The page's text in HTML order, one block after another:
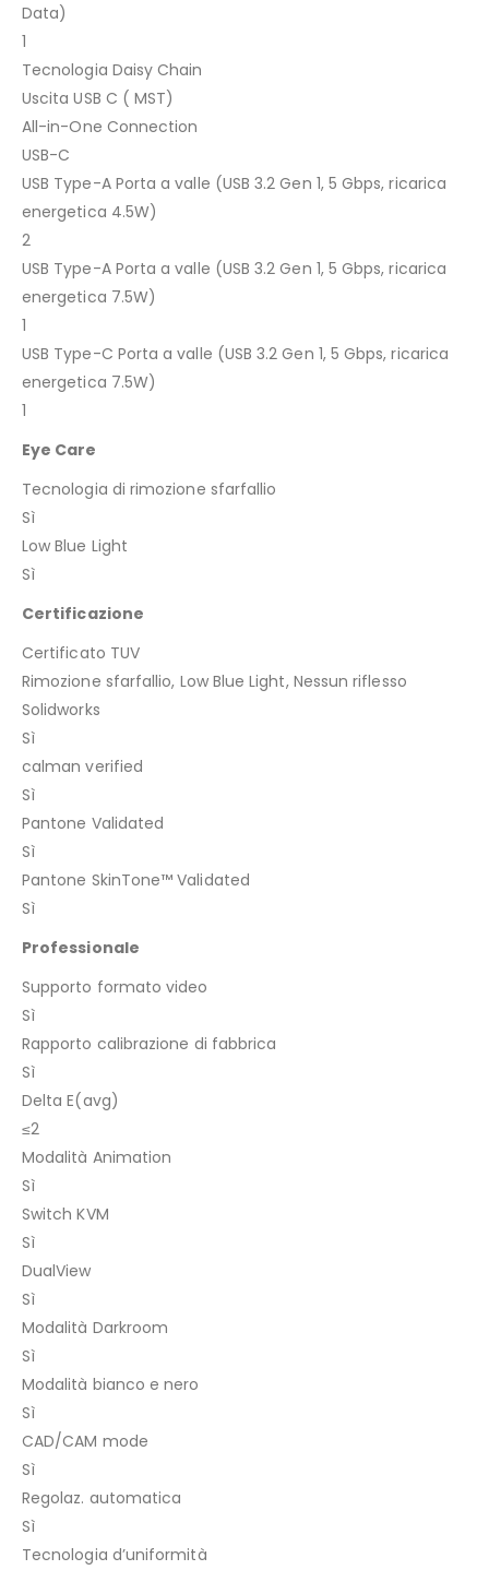
Data)
1
Tecnologia Daisy Chain
Uscita USB C ( MST)
All-in-One Connection
USB-C
USB Type-A Porta a valle (USB 3.2 Gen 1, 5 Gbps, ricarica
energetica 4.5W)
2
USB Type-A Porta a valle (USB 3.2 Gen 1, 5 Gbps, ricarica
energetica 7.5W)
1
USB Type-C Porta a valle (USB 3.2 Gen 1, 5 Gbps, ricarica
energetica 7.5W)
1
Eye Care
Tecnologia di rimozione sfarfallio
Sì
Low Blue Light
Sì
Certificazione
Certificato TUV
Rimozione sfarfallio, Low Blue Light, Nessun riflesso
Solidworks
Sì
calman verified
Sì
Pantone Validated
Sì
Pantone SkinTone™ Validated
Sì
Professionale
Supporto formato video
Sì
Rapporto calibrazione di fabbrica
Sì
Delta E(avg)
≤2
Modalità Animation
Sì
Switch KVM
Sì
DualView
Sì
Modalità Darkroom
Sì
Modalità bianco e nero
Sì
CAD/CAM mode
Sì
Regolaz. automatica
Sì
Tecnologia d’uniformità